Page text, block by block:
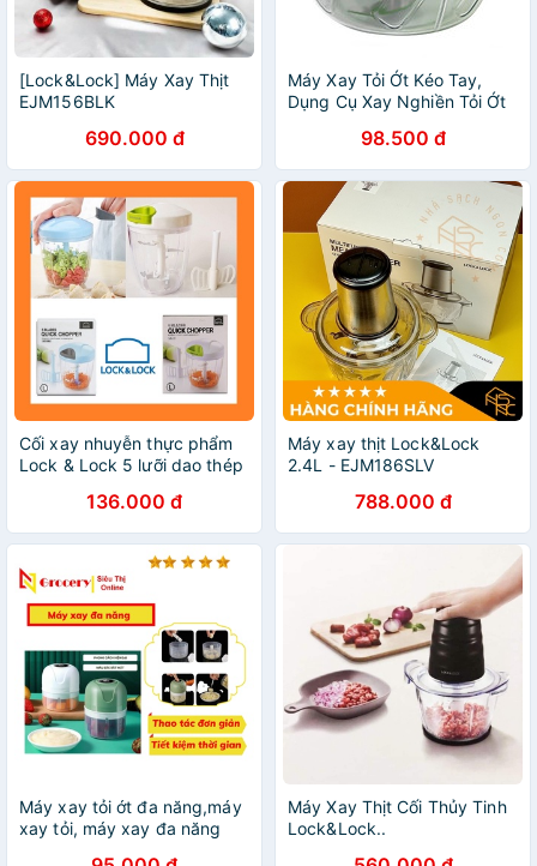
[Lock&Lock] Máy Xay Thịt
EJM156BLK
690.000 đ
Máy Xay Tỏi Ớt Kéo Tay,
Dụng Cụ Xay Nghiền Tỏi Ớt
98.500 đ
Cối xay nhuyễn thực phẩm
Lock & Lock 5 lưỡi dao thép
- dụng cụ nghiền nhỏ thịt cá
hành tỏi ớt
136.000 đ
Máy xay thịt Lock&Lock
2.4L - EJM186SLV
788.000 đ
Máy xay tỏi ớt đa năng,máy
xay tỏi, máy xay đa năng
Máy Xay Thịt Cối Thủy Tinh
Lock&Lock..